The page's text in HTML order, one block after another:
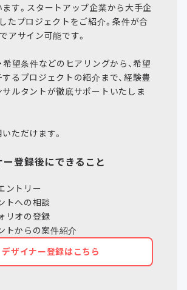
す。スタートアップ企業から大手企
たプロジェクトをご紹介。条件が合
アサイン可能です。
希望条件などのヒアリングから、希望
るプロジェクトの紹介まで、経験豊
ルタントが徹底サポートいたしま
ー登録後にできること
ントリー
トへの相談
リオの登録
トからの案件紹介
デザイナー登録はこちら